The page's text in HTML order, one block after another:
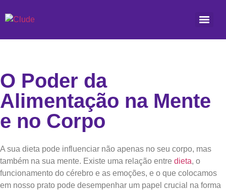
O Poder da
Alimentação na Mente
e no Corpo
A sua dieta pode influenciar não apenas no seu corpo, mas
também na sua mente. Existe uma relação entre dieta, o
funcionamento do cérebro e as emoções, e o que colocamos
em nosso prato pode desempenhar um papel crucial na forma